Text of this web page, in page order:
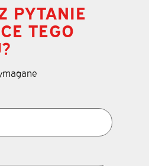
PYTANIE
TEGO